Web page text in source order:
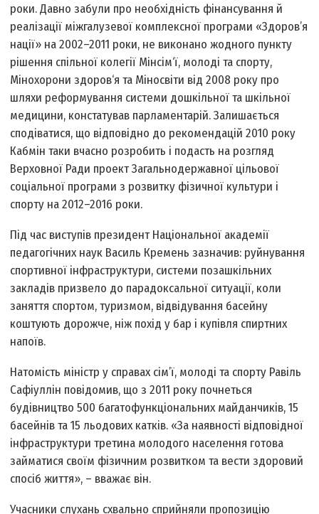
роки. Давно забули про необхідність фінансування й
реалізації міжгалузевої комплексної програми «Здоров’я
нації» на 2002–2011 роки, не виконано жодного пункту
рішення спільної колегії Мінсім‘ї, молоді та спорту,
Мінохорони здоров‘я та Міносвіти від 2008 року про
шляхи реформування системи дошкільної та шкільної
медицини, констатував парламентарій. Залишається
сподіватися, що відповідно до рекомендацій 2010 року
Кабмін таки вчасно розробить і подасть на розгляд
Верховної Ради проект Загальнодержавної цільової
соціальної програми з розвитку фізичної культури і
спорту на 2012–2016 роки.
Під час виступів президент Національної академії
педагогічних наук Василь Кремень зазначив: руйнування
спортивної інфраструктури, системи позашкільних
закладів призвело до парадоксальної ситуації, коли
заняття спортом, туризмом, відвідування басейну
коштують дорожче, ніж похід у бар і купівля спиртних
напоїв.
Натомість міністр у справах сім’ї, молоді та спорту Равіль
Сафіуллін повідомив, що з 2011 року почнеться
будівництво 500 багатофункціональних майданчиків, 15
басейнів та 15 льодових катків. «За наявності відповідної
інфраструктури третина молодого населення готова
займатися своїм фізичним розвитком та вести здоровий
спосіб життя», – вважає він.
Учасники слухань схвально сприйняли пропозицію